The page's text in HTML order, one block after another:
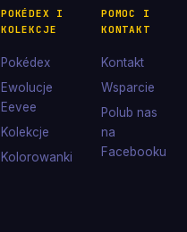
POKÉDEX I
KOLEKCJE
Pokédex
Ewolucje
Eevee
Kolekcje
Kolorowanki
POMOC I
KONTAKT
Kontakt
Wsparcie
Polub nas
na
Facebooku